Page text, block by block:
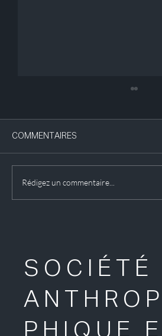
COMMENTAIRES
Rédigez un commentaire...
SOCIÉTÉ